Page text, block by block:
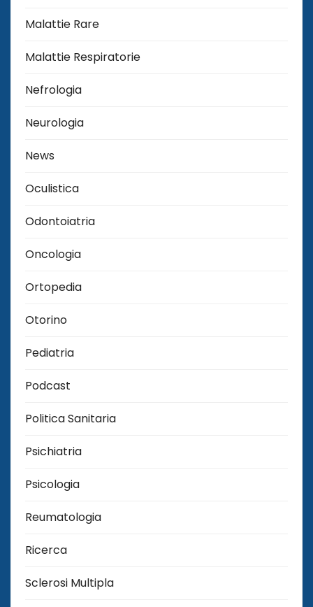
Malattie Rare
Malattie Respiratorie
Nefrologia
Neurologia
News
Oculistica
Odontoiatria
Oncologia
Ortopedia
Otorino
Pediatria
Podcast
Politica Sanitaria
Psichiatria
Psicologia
Reumatologia
Ricerca
Sclerosi Multipla